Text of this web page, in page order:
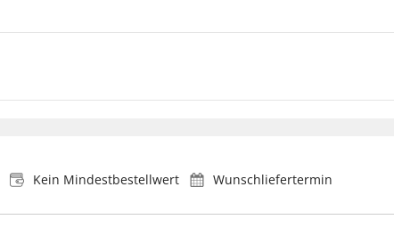
Kein Mindestbestellwert Wunschliefertermin